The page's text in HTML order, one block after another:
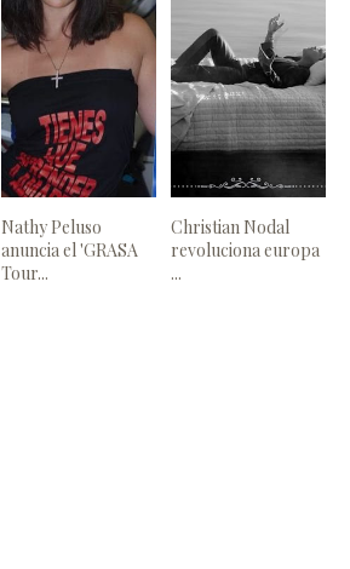
Nathy Peluso
anuncia el 'GRASA
Tour...
Christian Nodal
revoluciona europa
...